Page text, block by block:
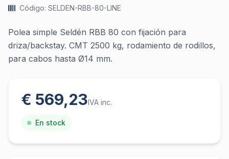
Código: SELDEN-RBB-80-LINE
Polea simple Seldén RBB 80 con fijación para
driza/backstay. CMT 2500 kg, rodamiento de rodillos,
para cabos hasta Ø14 mm.
€ 569,23IVA inc.
En stock